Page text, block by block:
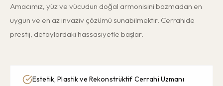
Amacımız, yüz ve vücudun doğal armonisini bozmadan en
uygun ve en az invaziv çözümü sunabilmektir. Cerrahide
prestij, detaylardaki hassasiyetle başlar.
Estetik, Plastik ve Rekonstrüktif Cerrahi Uzmanı